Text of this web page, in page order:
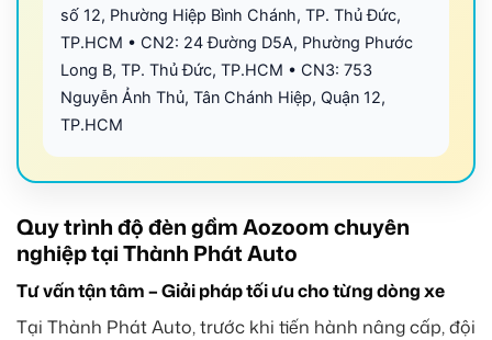
số 12, Phường Hiệp Bình Chánh, TP. Thủ Đức,
TP.HCM • CN2: 24 Đường D5A, Phường Phước
Long B, TP. Thủ Đức, TP.HCM • CN3: 753
Nguyễn Ảnh Thủ, Tân Chánh Hiệp, Quận 12,
TP.HCM
Quy trình độ đèn gầm Aozoom chuyên
nghiệp tại Thành Phát Auto
Tư vấn tận tâm – Giải pháp tối ưu cho từng dòng xe
Tại Thành Phát Auto, trước khi tiến hành nâng cấp, đội